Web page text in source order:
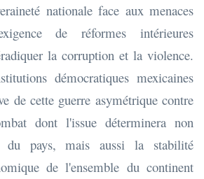
nationale face aux menaces
de réformes intérieures
la corruption et la violence.
démocratiques mexicaines
de cette guerre asymétrique contre
dont l'issue déterminera non
du pays, mais aussi la stabilité
de l'ensemble du continent